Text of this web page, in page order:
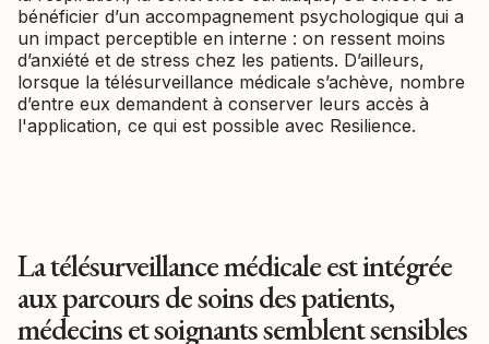
bénéficier d’un accompagnement psychologique qui a
un impact perceptible en interne : on ressent moins
d’anxiété et de stress chez les patients. D’ailleurs,
lorsque la télésurveillance médicale s’achève, nombre
d’entre eux demandent à conserver leurs accès à
l'application, ce qui est possible avec Resilience.
La télésurveillance médicale est intégrée
aux parcours de soins des patients,
médecins et soignants semblent sensibles